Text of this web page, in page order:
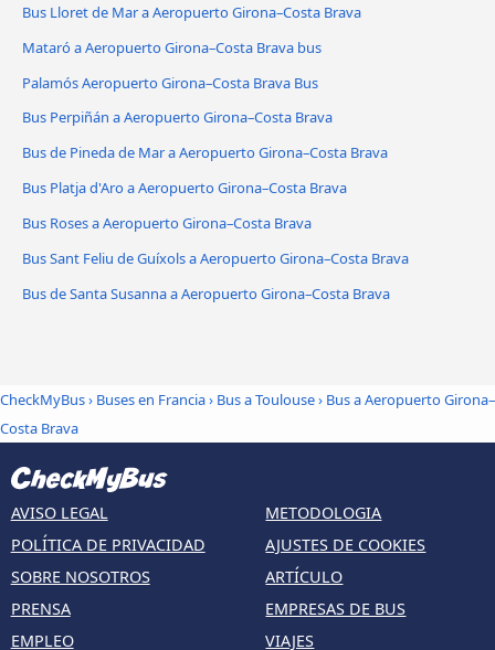
Bus Lloret de Mar a Aeropuerto Girona–Costa Brava
Mataró a Aeropuerto Girona–Costa Brava bus
Palamós Aeropuerto Girona–Costa Brava Bus
Bus Perpiñán a Aeropuerto Girona–Costa Brava
Bus de Pineda de Mar a Aeropuerto Girona–Costa Brava
Bus Platja d'Aro a Aeropuerto Girona–Costa Brava
Bus Roses a Aeropuerto Girona–Costa Brava
Bus Sant Feliu de Guíxols a Aeropuerto Girona–Costa Brava
Bus de Santa Susanna a Aeropuerto Girona–Costa Brava
CheckMyBus› Buses en Francia› Bus a Toulouse› Bus a Aeropuerto Girona–
Costa Brava
AVISO LEGAL
POLÍTICA DE PRIVACIDAD
SOBRE NOSOTROS
PRENSA
EMPLEO
METODOLOGIA
AJUSTES DE COOKIES
ARTÍCULO
EMPRESAS DE BUS
VIAJES